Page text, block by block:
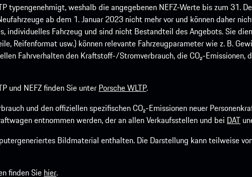
typengenehmigt, weshalb die angegebenen NEFZ-Werte bis zum 31.
ab dem 1. Januar 2023 nicht mehr vor und können daher
individuelles Fahrzeug und sind nicht Bestandteil des Angebots. Sie
Reifenformat usw.) können relevante Fahrzeugparameter wie z. B.
Fahrverhalten den Kraftstoff-/Stromverbrauch, die CO₂-Emissionen,
und NEFZ finden Sie unter Porsche WLTP.
und den offiziellen spezifischen CO₂-Emissionen neuer
entnommen werden, der an allen Verkaufsstellen und bei DAT
Bildmaterial enthalten. Die Darstellung kann teilweise
finden Sie hier.